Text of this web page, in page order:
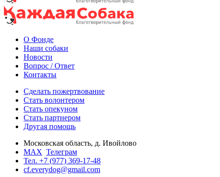
О Фонде
Наши собаки
Новости
Вопрос / Ответ
Контакты
Сделать пожертвование
Стать волонтером
Стать опекуном
Стать партнером
Другая помощь
Московская область, д. Ивойлово
MAX Телеграм
Тел. +7 (977) 369-17-48
cf.everydog@gmail.com